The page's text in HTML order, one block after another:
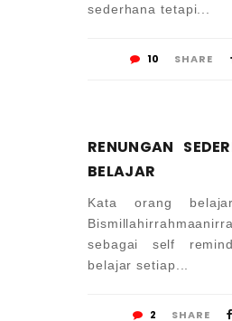
sederhana tetapi...
10 SHARE
RENUNGAN
BELAJAR
Kata orang
sebagai self
belajar setiap...
2 SHARE